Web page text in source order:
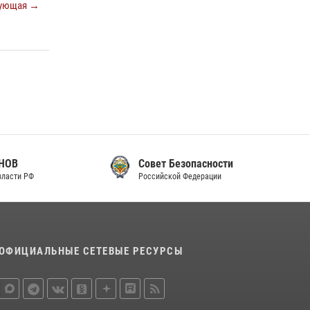
→
Совет Безопасности
Российской Федерации
СЕТЕВЫЕ РЕСУРСЫ